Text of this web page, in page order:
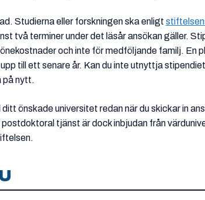
Studierna eller forskningen ska enligt
två terminer under det läsår ansökan gäller.
och inte för medföljande familj. En
till ett senare år. Kan du inte utnyttja
på nytt.
önskade universitet redan när du skickar in
postdoktoral tjänst är dock inbjudan från